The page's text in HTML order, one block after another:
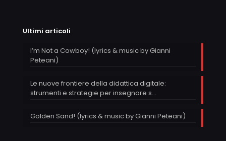
Ultimi articoli
I’m Not a Cowboy! (lyrics & music by Gianni
Peteani)
Le nuove frontiere della didattica digitale:
strumenti e strategie per insegnare s…
Golden Sand! (lyrics & music by Gianni Peteani)